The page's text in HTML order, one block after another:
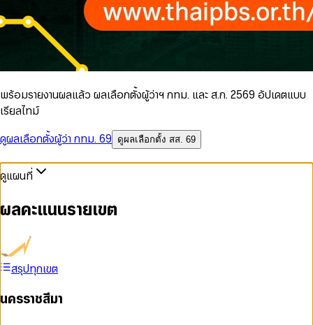
พร้อมรายงานผลแล้ว ผลเลือกตั้งผู้ว่าฯ กทม. และ ส.ก. 2569 อัปเดตแบบ
เรียลไทม์
ดูผลเลือกตั้งผู้ว่า กทม. 69
ดูผลเลือกตั้ง สส. 69
ดูแผนที่
ผลคะแนนรายเขต
สรุปทุกเขต
นครราชสีมา